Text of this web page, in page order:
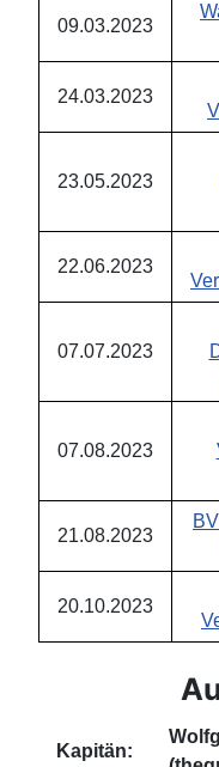
09.03.2023
24.03.2023
23.05.2023
22.06.2023
07.07.2023
07.08.2023
21.08.2023
20.10.2023
Kapitän: